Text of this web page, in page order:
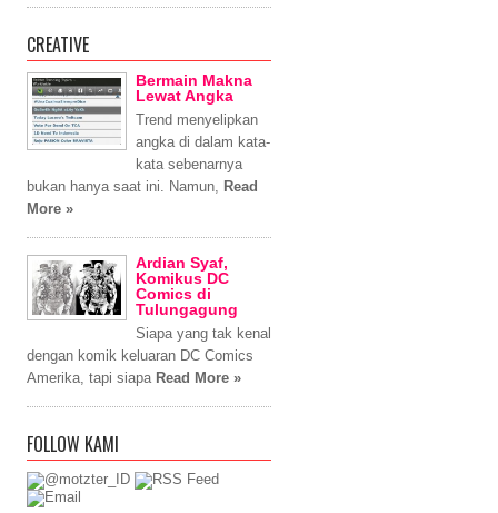
CREATIVE
Bermain Makna
Lewat Angka
Trend menyelipkan
angka di dalam kata-
kata sebenarnya
bukan hanya saat ini. Namun,
Read
More »
Ardian Syaf,
Komikus DC
Comics di
Tulungagung
Siapa yang tak kenal
dengan komik keluaran DC Comics
Amerika, tapi siapa Read More »
FOLLOW KAMI